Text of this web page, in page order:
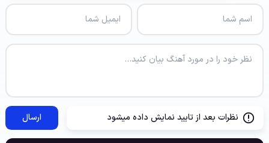
نظرات بعد از تایید نمایش داده میشود ارسال